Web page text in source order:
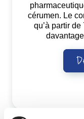
cérumen. Le
qu’à partir